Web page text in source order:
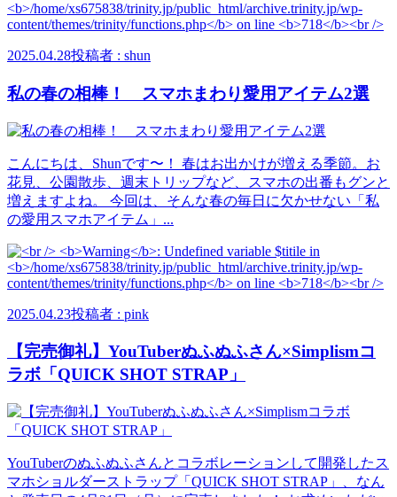
2025.04.28投稿者 : shun
私の春の相棒！ スマホまわり愛用アイテム2選
こんにちは、Shunです〜！ 春はお出かけが増える季節。お
花見、公園散歩、週末トリップなど、スマホの出番もグンと
増えますよね。 今回は、そんな春の毎日に欠かせない「私
の愛用スマホアイテム」...
2025.04.23投稿者 : pink
【完売御礼】YouTuberぬふぬふさん×Simplismコ
ラボ「QUICK SHOT STRAP」
YouTuberのぬふぬふさんとコラボレーションして開発したス
マホショルダーストラップ「QUICK SHOT STRAP」、なん